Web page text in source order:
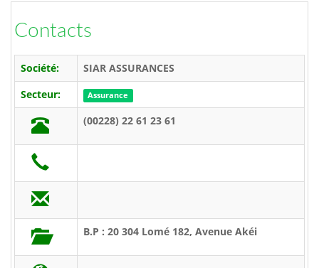
Contacts
Société:
SIAR ASSURANCES
Secteur:
Assurance
(00228) 22 61 23 61
B.P : 20 304 Lomé 182, Avenue Akéi